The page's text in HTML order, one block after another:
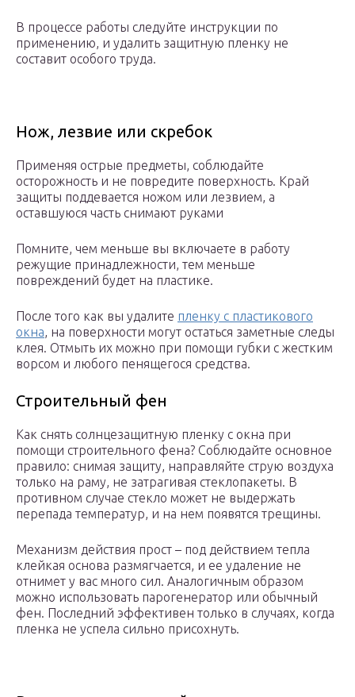
В процессе работы следуйте инструкции по
применению, и удалить защитную пленку не
составит особого труда.
Нож, лезвие или скребок
Применяя острые предметы, соблюдайте
осторожность и не повредите поверхность. Край
защиты поддевается ножом или лезвием, а
оставшуюся часть снимают руками
Помните, чем меньше вы включаете в работу
режущие принадлежности, тем меньше
повреждений будет на пластике.
После того как вы удалите пленку с пластикового
окна, на поверхности могут остаться заметные следы
клея. Отмыть их можно при помощи губки с жестким
ворсом и любого пенящегося средства.
Строительный фен
Как снять солнцезащитную пленку с окна при
помощи строительного фена? Соблюдайте основное
правило: снимая защиту, направляйте струю воздуха
только на раму, не затрагивая стеклопакеты. В
противном случае стекло может не выдержать
перепада температур, и на нем появятся трещины.
Механизм действия прост – под действием тепла
клейкая основа размягчается, и ее удаление не
отнимет у вас много сил. Аналогичным образом
можно использовать парогенератор или обычный
фен. Последний эффективен только в случаях, когда
пленка не успела сильно присохнуть.